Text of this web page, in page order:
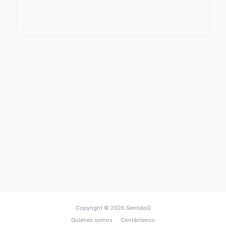
Copyright © 2026 SentidoG
Quiénes somos
Contáctenos